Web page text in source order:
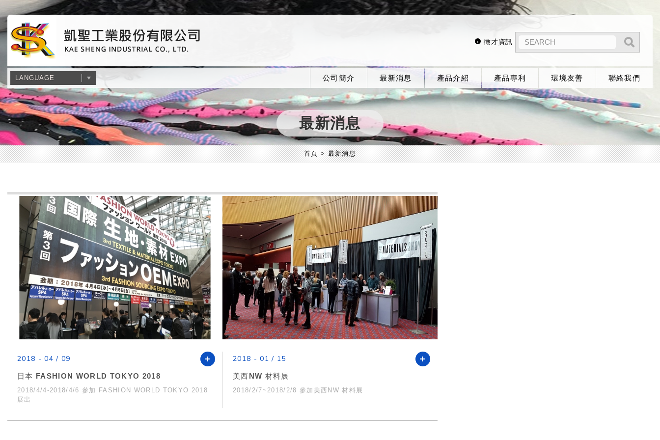
徵才資訊
LANGUAGE 公司簡介 最新消息 產品介紹 產品專利 環境友善 聯絡我們
最新消息
首頁 最新消息
2018 - 04 / 09
日本 FASHION WORLD TOKYO 2018
2018/4/4-2018/4/6 參加 FASHION WORLD TOKYO 2018
展出
2018 - 01 / 15
美西NW 材料展
2018/2/7~2018/2/8 參加美西NW 材料展